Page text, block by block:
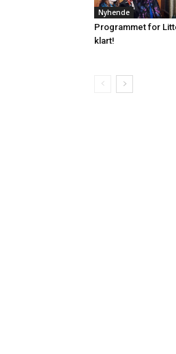
Nyhende
Programmet for
klart!